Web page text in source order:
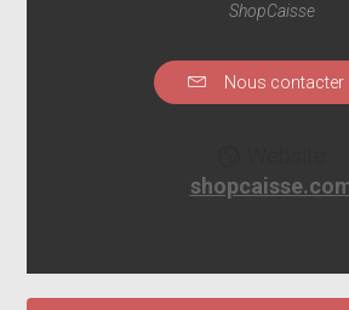
ShopCaisse
Nous contacter